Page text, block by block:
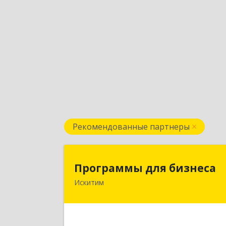
Рекомендованные партнеры
Программы для бизнеса
Искитим
Программы для